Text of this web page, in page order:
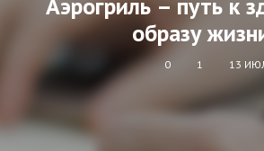
образу
0 1 13